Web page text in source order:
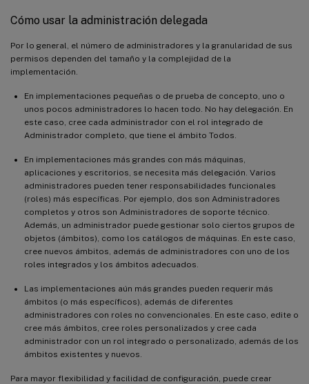
Cómo usar la administración delegada
Por lo general, el número de administradores y la granularidad de sus
permisos dependen del tamaño y la complejidad de la
implementación.
En implementaciones pequeñas o de prueba de concepto, uno o
unos pocos administradores lo hacen todo. No hay delegación. En
este caso, cree cada administrador con el rol integrado de
Administrador completo, que tiene el ámbito Todos.
En implementaciones más grandes con más máquinas,
aplicaciones y escritorios, se necesita más delegación. Varios
administradores pueden tener responsabilidades funcionales
(roles) más específicas. Por ejemplo, dos son Administradores
completos y otros son Administradores de soporte técnico.
Además, un administrador puede gestionar solo ciertos grupos de
objetos (ámbitos), como los catálogos de máquinas. En este caso,
cree nuevos ámbitos, además de administradores con uno de los
roles integrados y los ámbitos adecuados.
Las implementaciones aún más grandes pueden requerir más
ámbitos (o más específicos), además de diferentes
administradores con roles no convencionales. En este caso, edite o
cree más ámbitos, cree roles personalizados y cree cada
administrador con un rol integrado o personalizado, además de los
ámbitos existentes y nuevos.
Para mayor flexibilidad y facilidad de configuración, puede crear